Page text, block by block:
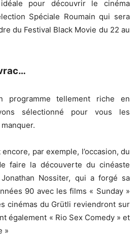
pour découvrir le cinéma
Spéciale Roumain qui sera
du Festival Black Movie du 22 au
programme tellement riche en
sélectionné pour vous les
par exemple, l’occasion, du
faire la découverte du cinéaste
Nossiter, qui a forgé sa
90 avec les films « Sunday »
cinémas du Grütli reviendront sur
également « Rio Sex Comedy » et
»